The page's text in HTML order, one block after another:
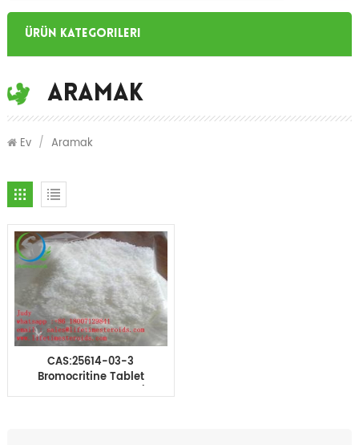
Ürün Kategorileri
Aramak
Ev / Aramak
CAS:25614-03-3
Bromocritine Tablet
Hap Sarm 30 adet /